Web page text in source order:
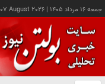
جمعه ۱۶ مرداد ۱۴۰۵ |
August 2026